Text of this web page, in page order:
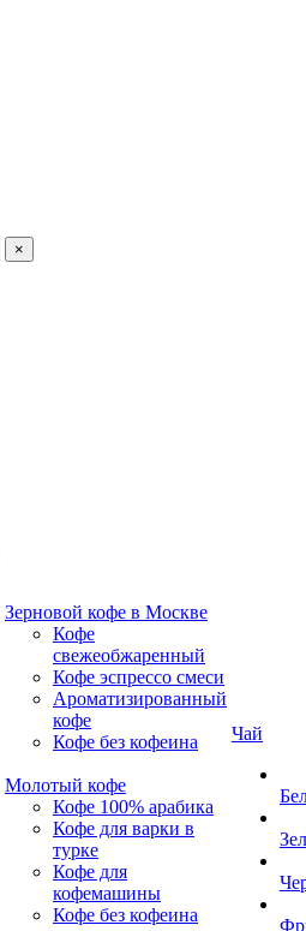
×
Зерновой кофе в Москве
Кофе
свежеобжаренный
Кофе эспрессо смеси
Ароматизированный
кофе
Кофе без кофеина
Молотый кофе
Кофе 100% арабика
Кофе для варки в
турке
Кофе для
кофемашины
Кофе без кофеина
Чай